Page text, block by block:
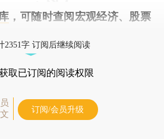
，可随时查阅宏观经济、股票
2351字 订阅后继续阅读
取已订阅的阅读权限
订阅/会员升级